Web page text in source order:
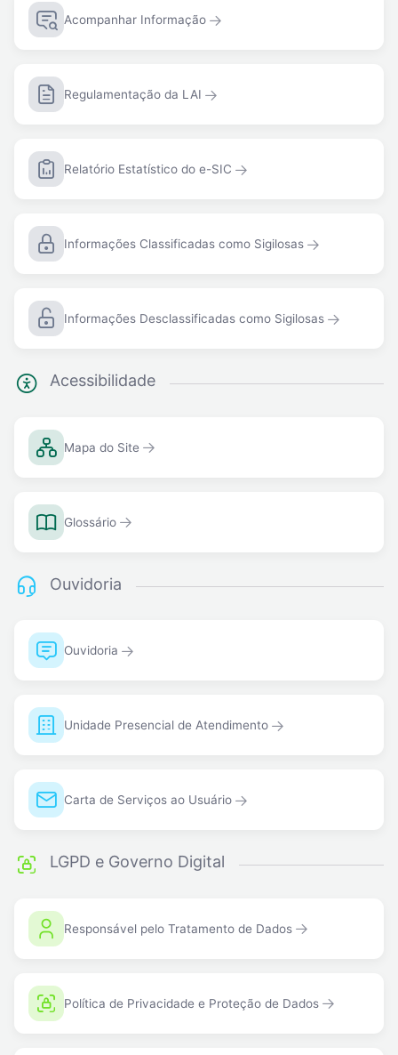
Acompanhar Informação
Regulamentação da LAI
Relatório Estatístico do e-SIC
Informações Classificadas como Sigilosas
Informações Desclassificadas como Sigilosas
Acessibilidade
Mapa do Site
Glossário
Ouvidoria
Ouvidoria
Unidade Presencial de Atendimento
Carta de Serviços ao Usuário
LGPD e Governo Digital
Responsável pelo Tratamento de Dados
Política de Privacidade e Proteção de Dados